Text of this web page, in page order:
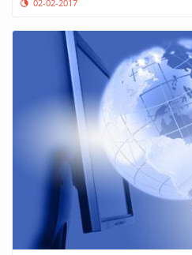
02-02-2017